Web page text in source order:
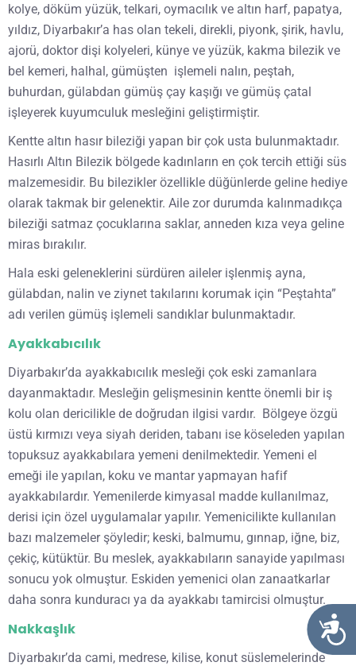
kolye, döküm yüzük, telkari, oymacılık ve altın harf, papatya,
yıldız, Diyarbakır’a has olan tekeli, direkli, piyonk, şirik, havlu,
ajorü, doktor dişi kolyeleri, künye ve yüzük, kakma bilezik ve
bel kemeri, halhal, gümüşten işlemeli nalın, peştah,
buhurdan, gülabdan gümüş çay kaşığı ve gümüş çatal
işleyerek kuyumculuk mesleğini geliştirmiştir.
Kentte altın hasır bileziği yapan bir çok usta bulunmaktadır.
Hasırlı Altın Bilezik bölgede kadınların en çok tercih ettiği süs
malzemesidir. Bu bilezikler özellikle düğünlerde geline hediye
olarak takmak bir gelenektir. Aile zor durumda kalınmadıkça
bileziği satmaz çocuklarına saklar, anneden kıza veya geline
miras bırakılır.
Hala eski geleneklerini sürdüren aileler işlenmiş ayna,
gülabdan, nalin ve ziynet takılarını korumak için “Peştahta”
adı verilen gümüş işlemeli sandıklar bulunmaktadır.
Ayakkabıcılık
Diyarbakır’da ayakkabıcılık mesleği çok eski zamanlara
dayanmaktadır. Mesleğin gelişmesinin kentte önemli bir iş
kolu olan dericilikle de doğrudan ilgisi vardır. Bölgeye özgü
üstü kırmızı veya siyah deriden, tabanı ise köseleden yapılan
topuksuz ayakkabılara yemeni denilmektedir. Yemeni el
emeği ile yapılan, koku ve mantar yapmayan hafif
ayakkabılardır. Yemenilerde kimyasal madde kullanılmaz,
derisi için özel uygulamalar yapılır. Yemenicilikte kullanılan
bazı malzemeler şöyledir; keski, balmumu, gınnap, iğne, biz,
çekiç, kütüktür. Bu meslek, ayakkabıların sanayide yapılması
sonucu yok olmuştur. Eskiden yemenici olan zanaatkarlar
daha sonra kunduracı ya da ayakkabı tamircisi olmuştur.
Nakkaşlık
Diyarbakır’da cami, medrese, kilise, konut süslemelerinde